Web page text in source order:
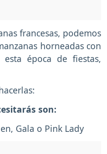
francesas, podemos
horneadas con
época de fiestas,
son:
Gala o Pink Lady